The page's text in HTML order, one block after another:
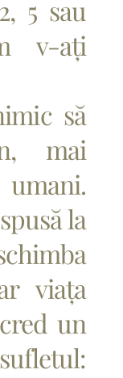
5 sau
v-ați
să
mai
la
viața
un